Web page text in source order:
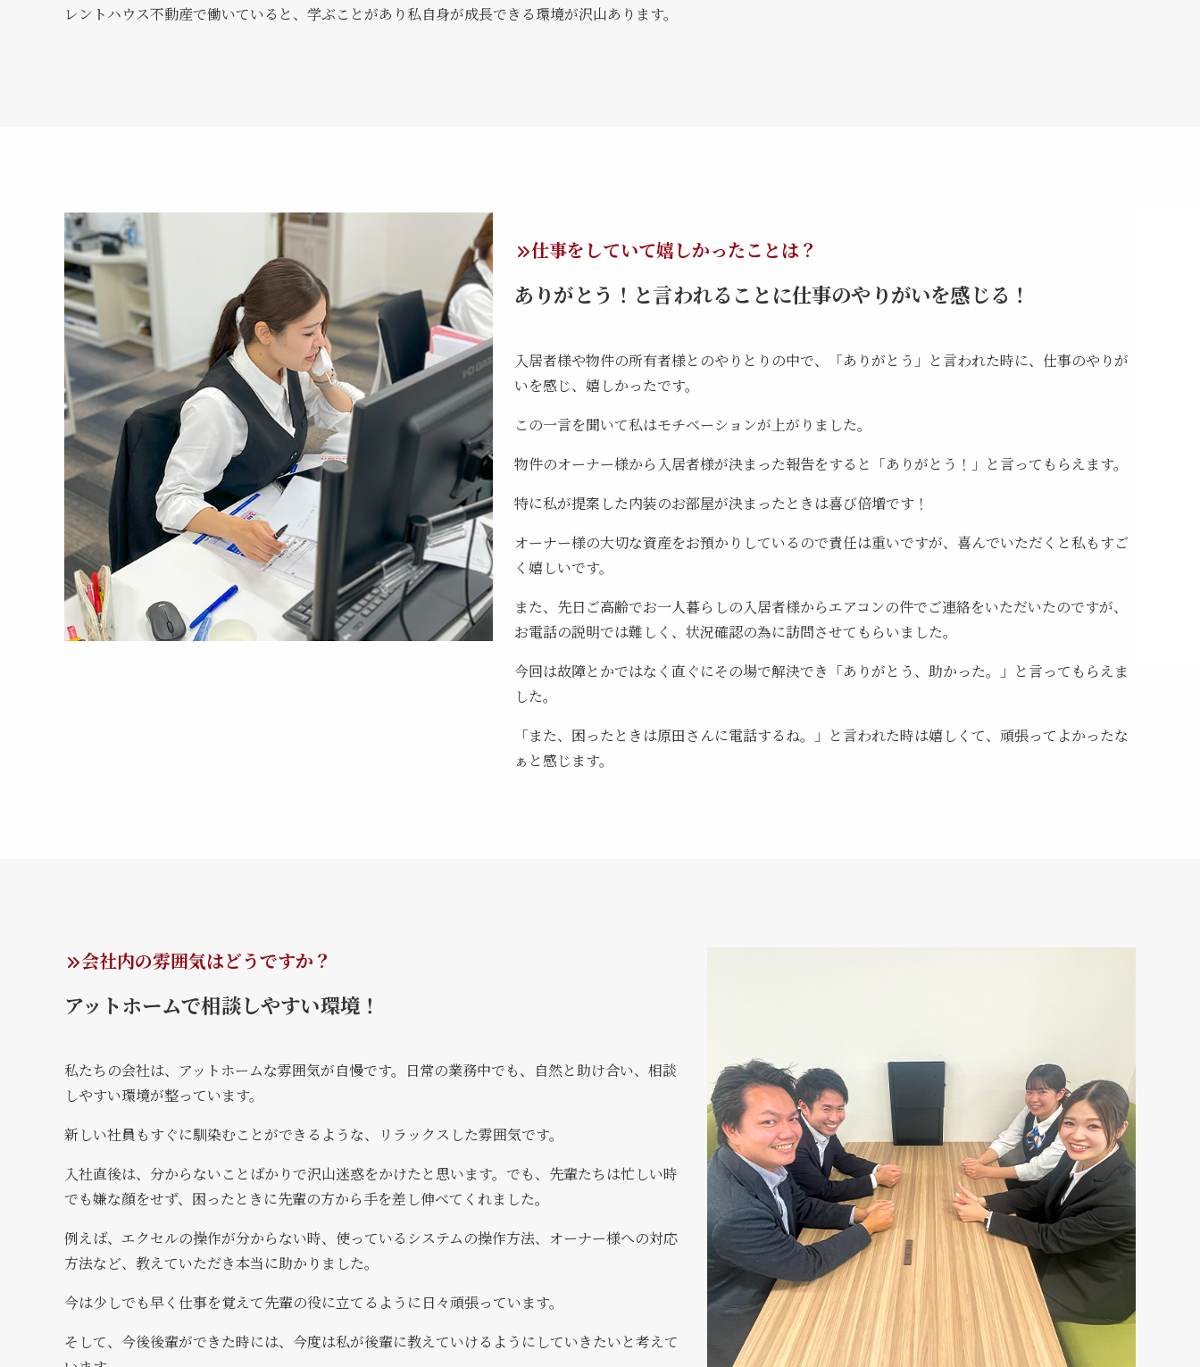
レントハウス不動産で働いていると、学ぶことがあり私自身が成長できる環境が沢山あります。
仕事をしていて嬉しかったことは？
ありがとう！と言われることに仕事のやりがいを感じる！
入居者様や物件の所有者様とのやりとりの中で、「ありがとう」と言われた時に、仕事のやりが
いを感じ、嬉しかったです。
この一言を聞いて私はモチベーションが上がりました。
物件のオーナー様から入居者様が決まった報告をすると「ありがとう！」と言ってもらえます。
特に私が提案した内装のお部屋が決まったときは喜び倍増です！
オーナー様の大切な資産をお預かりしているので責任は重いですが、喜んでいただくと私もすご
く嬉しいです。
また、先日ご高齢でお一人暮らしの入居者様からエアコンの件でご連絡をいただいたのですが、
お電話の説明では難しく、状況確認の為に訪問させてもらいました。
今回は故障とかではなく直ぐにその場で解決でき「ありがとう、助かった。」と言ってもらえま
した。
「また、困ったときは原田さんに電話するね。」と言われた時は嬉しくて、頑張ってよかったな
ぁと感じます。
会社内の雰囲気はどうですか？
アットホームで相談しやすい環境！
私たちの会社は、アットホームな雰囲気が自慢です。日常の業務中でも、自然と助け合い、相談
しやすい環境が整っています。
新しい社員もすぐに馴染むことができるような、リラックスした雰囲気です。
入社直後は、分からないことばかりで沢山迷惑をかけたと思います。でも、先輩たちは忙しい時
でも嫌な顔をせず、困ったときに先輩の方から手を差し伸べてくれました。
例えば、エクセルの操作が分からない時、使っているシステムの操作方法、オーナー様への対応
方法など、教えていただき本当に助かりました。
今は少しでも早く仕事を覚えて先輩の役に立てるように日々頑張っています。
そして、今後後輩ができた時には、今度は私が後輩に教えていけるようにしていきたいと考えて